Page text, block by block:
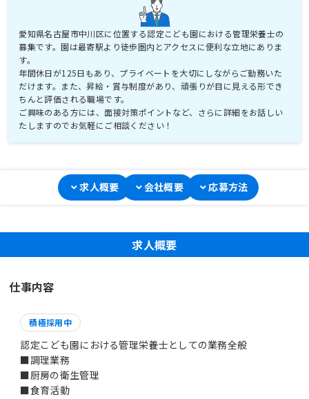
愛知県名古屋市中川区に位置する認定こども園における管理栄養士の
募集です。園は最寄駅より徒歩圏内とアクセスに便利な立地にありま
す。
年間休日が125日もあり、プライベートを大切にしながらご勤務いた
だけます。また、昇給・賞与制度があり、頑張りが目に見える形でき
ちんと評価される職場です。
ご興味のある方には、面接対策ポイントなど、さらに詳細をお話しい
たしますのでお気軽にご相談ください！
求人概要 会社概要 応募方法
求人概要
仕事内容
積極採用中
認定こども園における管理栄養士としての業務全般
■調理業務
■厨房の衛生管理
■食育活動